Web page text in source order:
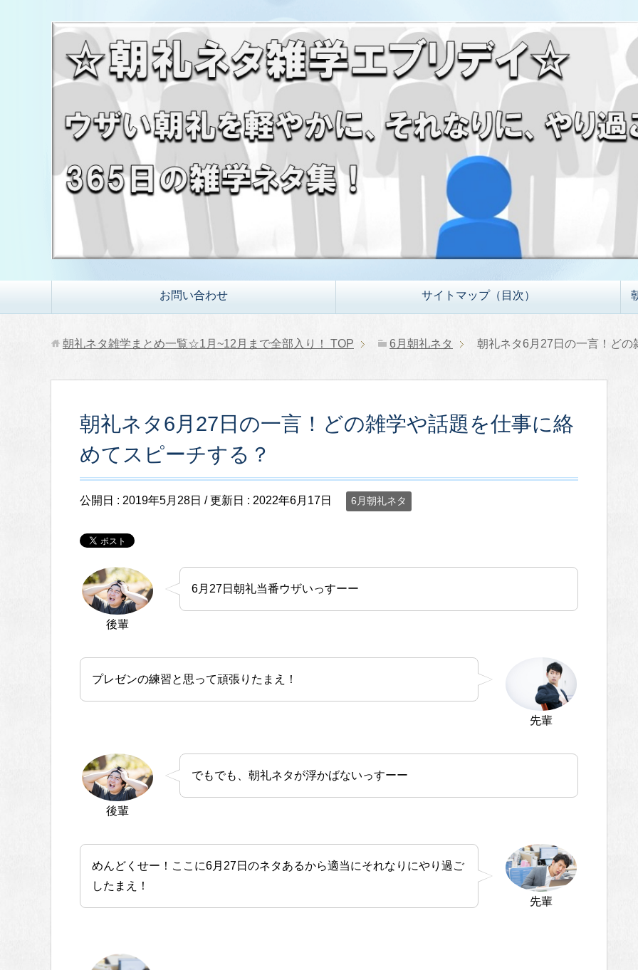
お問い合わせ サイトマップ（目次）
朝礼ネタ雑学まとめ一覧☆1月~12月まで全部入り！ TOP 6月朝礼ネタ 朝礼ネタ6月27日の一言！ど
朝礼ネタ6月27日の一言！どの雑学や話題を仕事に絡
めてスピーチする？
公開日 : 2019年5月28日 / 更新日 : 2022年6月17日 6月朝礼ネタ
後輩
6月27日朝礼当番ウザいっすーー
先輩
プレゼンの練習と思って頑張りたまえ！
後輩
でもでも、朝礼ネタが浮かばないっすーー
先輩
めんどくせー！ここに6月27日のネタあるから適当にそれなりにやり過ご
したまえ！